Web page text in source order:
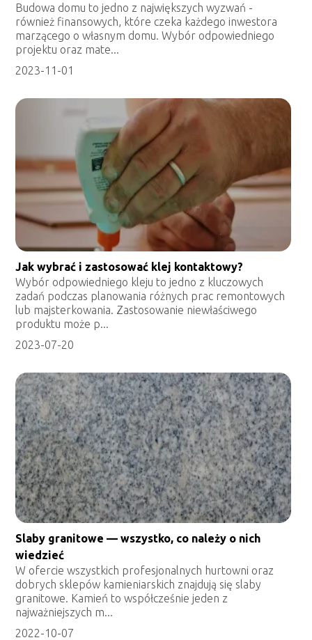
Budowa domu to jedno z największych wyzwań -
również finansowych, które czeka każdego inwestora
marzącego o własnym domu. Wybór odpowiedniego
projektu oraz mate...
2023-11-01
Jak wybrać i zastosować klej kontaktowy?
Wybór odpowiedniego kleju to jedno z kluczowych
zadań podczas planowania różnych prac remontowych
lub majsterkowania. Zastosowanie niewłaściwego
produktu może p...
2023-07-20
Slaby granitowe — wszystko, co należy o nich
wiedzieć
W ofercie wszystkich profesjonalnych hurtowni oraz
dobrych sklepów kamieniarskich znajdują się slaby
granitowe. Kamień to współcześnie jeden z
najważniejszych m...
2022-10-07